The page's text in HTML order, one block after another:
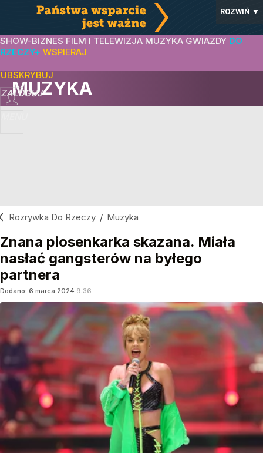
ROZWIŃ ▼
SHOW-BIZNES FILM I TELEWIZJA MUZYKA GWIAZDY DO
RZECZY+ WSPIERAJ
ZALOGUJ
MUZYKA
Rozrywka Do Rzeczy / Muzyka
Znana piosenkarka skazana. Miała
nasłać gangsterów na byłego
partnera
Dodano: 6 marca 2024 9:36